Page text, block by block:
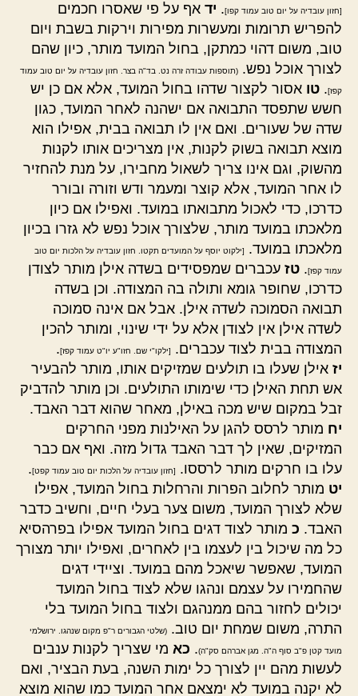
[חזון עובדיה על יום טוב עמוד קפו]. יד אף על פי שאסרו חכמים
להפריש תרומות ומעשרות מפירות וירקות בשבת ויום
טוב, משום דהוי כמתקן, בחול המועד מותר, כיון שהם
לצורך אוכל נפש. (תוספות עבודה זרה נט. בד"ה בצר. חזון עובדיה על יום טוב עמוד
קפז]. טו אסור לקצור שדהו בחול המועד, אלא אם כן יש
חשש שתפסד התבואה אם ישהנה לאחר המועד, כגון
שדה של שעורים. ואם אין לו תבואה בבית, אפילו הוא
מוצא תבואה בשוק לקנות, אין מצריכים אותו לקנות
מהשוק, וגם אינו צריך לשאול מחבירו, על מנת להחזיר
לו אחר המועד, אלא קוצר ומעמר ודש וזורה ובורר
כדרכו, כדי לאכול מתבואתו במועד. ואפילו אם כיון
מלאכתו במועד מותר, שלצורך אוכל נפש לא גזרו בכיון
מלאכתו במועד.
[ילקוט יוסף על המועדים תקטו. חזון עובדיה על הלכות יום טוב
עמוד קפז]. טז עכברים שמפסידים בשדה אילן מותר לצודן
כדרכו, שחופר גומא ותולה בה המצודה. וכן בשדה
תבואה הסמוכה לשדה אילן. אבל אם אינה סמוכה
לשדה אילן אין לצודן אלא על ידי שינוי, ומותר להכין
המצודה בבית לצוד עכברים.
[ילקו"י שם. חזו"ע יו"ט עמוד קפז].
יז אילן שעלו בו תולעים שמזיקים אותו, מותר להבעיר
אש תחת האילן כדי שימותו התולעים. וכן מותר להדביק
זבל במקום שיש מכה באילן, מאחר שהוא דבר האבד.
יח מותר לרסס להגן על האילנות מפני החרקים
המזיקים, שאין לך דבר האבד גדול מזה. ואף אם כבר
עלו בו חרקים מותר לרססו.
[חזון עובדיה על הלכות יום טוב עמוד קפט].
יט מותר לחלוב הפרות והרחלות בחול המועד, אפילו
שלא לצורך המועד, משום צער בעלי חיים, וחשיב כדבר
האבד. כ מותר לצוד דגים בחול המועד אפילו בפרהסיא
כל מה שיכול בין לעצמו בין לאחרים, ואפילו יותר מצורך
המועד, שאפשר שיאכל מהם במועד. וציידי דגים
שהחמירו על עצמם ונהגו שלא לצוד בחול המועד
יכולים לחזור בהם ממנהגם ולצוד בחול המועד בלי
התרה, משום שמחת יום טוב. (שלטי הגבורים ר"פ מקום שנהגו. ירושלמי
מועד קטן פ"ב סוף ה"ה. מגן אברהם סק"ה). כא מי שצריך לקנות ענבים
לעשות מהם יין לצורך כל ימות השנה, בעת הבציר, ואם
לא יקנה במועד לא ימצאם אחר המועד כמו שהוא מוצא